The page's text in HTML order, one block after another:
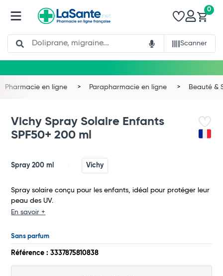
Search
Scanner
0
Total
Pharmacie en ligne Parapharmacie en ligne Beauté &
Vichy Spray Solaire Enfants
SPF50+ 200 ml
Spray 200 ml Vichy
Spray solaire conçu pour les enfants, idéal pour protéger leur
peau des UV.
En savoir +
Sans parfum
Référence : 3337875810838